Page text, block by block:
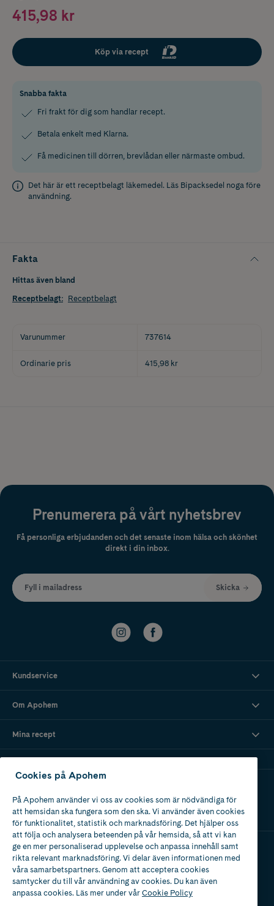
415,98 kr
Köp via recept
Snabba fakta
Fri frakt för dig som handlar recept.
Betala enkelt med Klarna.
Få medicinen till dörren, brevlådan eller närmaste ombud.
Det här är ett receptbelagt läkemedel. Läs Bipacksedel noga före
användning.
Fakta
Hittas även bland
Receptbelagt: Receptbelagt
Varunummer 737614
Ordinarie pris 415,98 kr
Prenumerera på vårt nyhetsbrev
Få personliga erbjudanden och det senaste inom hälsa och skönhet
direkt i din inbox.
Fyll i mailadress Skicka
Kundservice
Om Apohem
Mina recept
Apotek med tillstånd
av Läkemedelsverket
Cookies på Apohem
På Apohem använder vi oss av cookies som är nödvändiga för
att hemsidan ska fungera som den ska. Vi använder även cookies
för funktionalitet, statistik och marknadsföring. Det hjälper oss
att följa och analysera beteenden på vår hemsida, så att vi kan
ge en mer personaliserad upplevelse och anpassa innehåll samt
rikta relevant marknadsföring. Vi delar även informationen med
våra samarbetspartners. Genom att acceptera cookies
samtycker du till vår användning av cookies. Du kan även
anpassa cookies. Läs mer under vårCookie Policy